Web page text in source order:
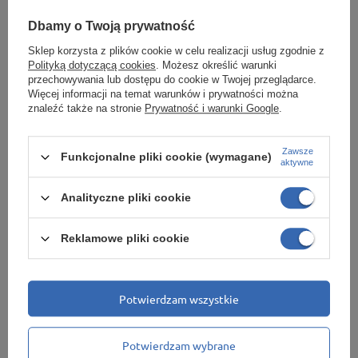
10. Złożyłem już jedno zamówienie i
zamówiłem ponownie kolejne produkty-
dwa zamówienia mają ten sam status
realizacji,czy mogą być połączone i wysłane
razem?
Jeśli zamówienia nie zostały złożone w tym samym dniu/w odstępie
kilku godzin będą traktowane jako odrębne zamówienia,w związku z
czym będą realizowane oddzielnie. Nie ma możliwości ich połączenia.
11. Czy produkty o statusie dostępne „od
ręki” wyślecie mi od razu,a pozostałe w
późniejszym terminie?
Nie realizujemy wysyłek zamówień częściowo. Nie ma możliwości
dzielenia zamówienia po jego złożeniu. Jeśli chcesz zamówić produkty
o różnych terminach dostępności i zależy Ci na otrzymaniu części z nich
Dbamy o Twoją prywatność
Sklep korzysta z plików cookie w celu realizacji usług zgodnie z
Polityką dotyczącą cookies. Możesz określić warunki
przechowywania lub dostępu do cookie w Twojej przeglądarce.
Więcej informacji na temat warunków i prywatności można
znaleźć także na stronie Prywatność i warunki Google.
Funkcjonalne pliki cookie (wymagane)
Zawsze
aktywne
Analityczne pliki cookie
Reklamowe pliki cookie
Potwierdzam wybrane
Potwierdzam wszystkie